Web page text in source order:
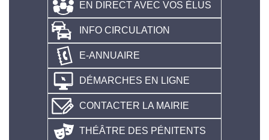
EN DIRECT AVEC VOS ÉLUS
INFO CIRCULATION
E-ANNUAIRE
DÉMARCHES EN LIGNE
CONTACTER LA MAIRIE
THÉÂTRE DES PÉNITENTS